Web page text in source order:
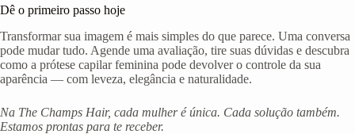
Dê o primeiro passo hoje
Transformar sua imagem é mais simples do que parece. Uma conversa
pode mudar tudo. Agende uma avaliação, tire suas dúvidas e descubra
como a prótese capilar feminina pode devolver o controle da sua
aparência — com leveza, elegância e naturalidade.
Na The Champs Hair, cada mulher é única. Cada solução também.
Estamos prontas para te receber.